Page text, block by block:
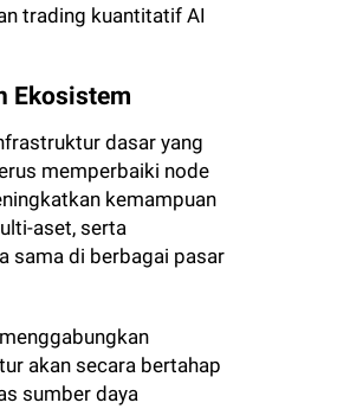
trading kuantitatif AI
Ekosistem
dasar yang
memperbaiki node
kemampuan
aset, serta
sama di berbagai pasar
akan secara bertahap
sumber daya